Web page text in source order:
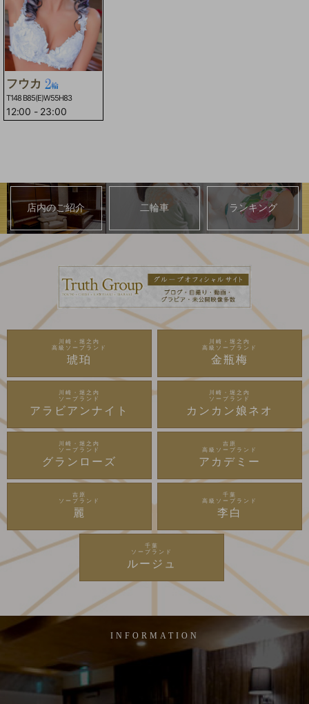
フウカ
T148 B85(E)W55H83
12:00 - 23:00
店内のご紹介 二輪車 ランキング
川崎・堀之内
高級ソープランド
琥珀
川崎・堀之内
高級ソープランド
金瓶梅
川崎・堀之内
ソープランド
アラビアンナイト
川崎・堀之内
ソープランド
カンカン娘ネオ
川崎・堀之内
ソープランド
グランローズ
吉原
高級ソープランド
アカデミー
吉原
ソープランド
麗
千葉
高級ソープランド
李白
千葉
ソープランド
ルージュ
INFORMATION